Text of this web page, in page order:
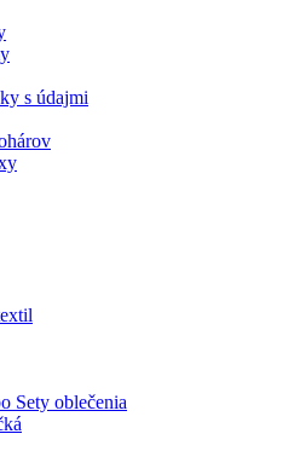
s údajmi
Sety oblečenia